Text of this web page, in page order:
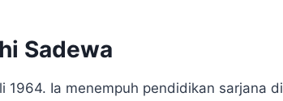
Sadewa
1964. Ia menempuh pendidikan sarjana di